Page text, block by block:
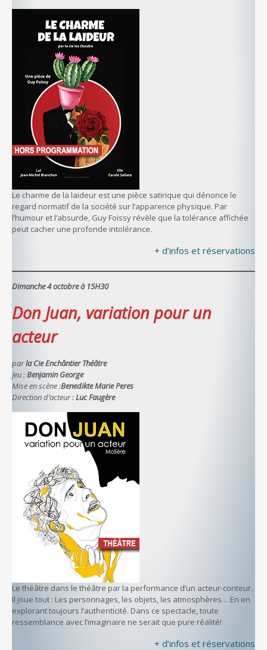
Le charme de la laideur est une pièce satirique qui dénonce le
regard normatif de la société sur l’apparence physique. Par
l’humour et l’absurde, Guy Foissy révèle que la tolérance affichée
peut cacher une profonde intolérance.
+ d’infos et réservations
Dimanche 4 octobre à 15H30
Don Juan, variation pour un
acteur
parla Cie Enchântier Théâtre
Jeu :Benjamin George
Mise en scène :Benedikte Marie Peres
Direction d’acteur :Luc Faugère
Le théâtre dans le théâtre par la performance d’un acteur-conteur.
Il joue tout : Les personnages, les objets, les atmosphères… En en
explorant toujours l’authenticité. Dans ce spectacle, toute
ressemblance avec l’imaginaire ne serait que pure réalité!
+ d’infos et réservations